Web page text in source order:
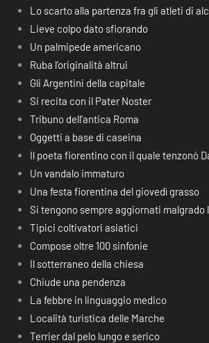
Lo scarto alla partenza fra gli atleti di
Lieve colpo dato sfiorando
Un palmipede americano
Ruba l’originalità altrui
Gli Argentini della capitale
Si recita con il Pater Noster
Tribuno dell’antica Roma
Oggetti a base di caseina
Il poeta fiorentino con il quale tenzonò
Un vandalo immaturo
Una festa fiorentina del giovedì grasso
Si tengono sempre aggiornati malgrado
Tipici coltivatori asiatici
Compose oltre 100 sinfonie
Il sotterraneo della chiesa
Chiude una pendenza
La febbre in linguaggio medico
Località turistica delle Marche
Terrier dal pelo lungo e serico